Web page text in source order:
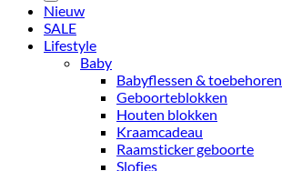
Nieuw
SALE
Lifestyle
Baby
Babyflessen & toebehoren
Geboorteblokken
Houten blokken
Kraamcadeau
Raamsticker geboorte
Slofjes